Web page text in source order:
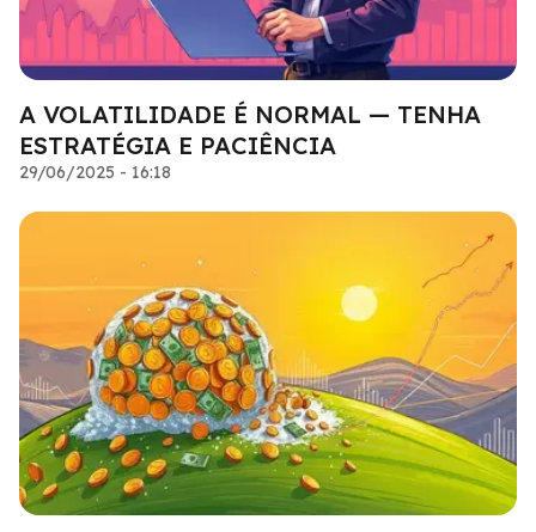
A VOLATILIDADE É NORMAL — TENHA
ESTRATÉGIA E PACIÊNCIA
29/06/2025 - 16:18